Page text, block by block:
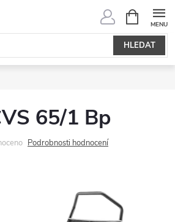
HLEDAT
NÁKUPNÍ
KOŠÍK
65/1 Bp
Podrobnosti hodnocení